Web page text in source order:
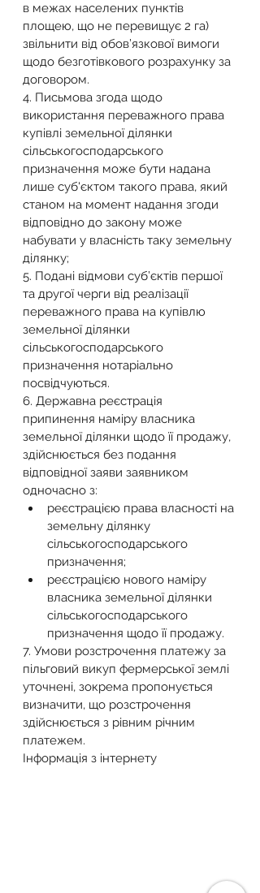
в межах населених пунктів
площею, що не перевищує 2 га)
звільнити від обов’язкової вимоги
щодо безготівкового розрахунку за
договором.
4. Письмова згода щодо
використання переважного права
купівлі земельної ділянки
сільськогосподарського
призначення може бути надана
лише суб'єктом такого права, який
станом на момент надання згоди
відповідно до закону може
набувати у власність таку земельну
ділянку;
5. Подані відмови суб’єктів першої
та другої черги від реалізації
переважного права на купівлю
земельної ділянки
сільськогосподарського
призначення нотаріально
посвідчуються.
6. Державна реєстрація
припинення наміру власника
земельної ділянки щодо її продажу,
здійснюється без подання
відповідної заяви заявником
одночасно з:
реєстрацією права власності на
земельну ділянку
сільськогосподарського
призначення;
реєстрацією нового наміру
власника земельної ділянки
сільськогосподарського
призначення щодо її продажу.
7. Умови розстрочення платежу за
пільговий викуп фермерської землі
уточнені, зокрема пропонується
визначити, що розстрочення
здійснюється з рівним річним
платежем.
Інформація з інтернету